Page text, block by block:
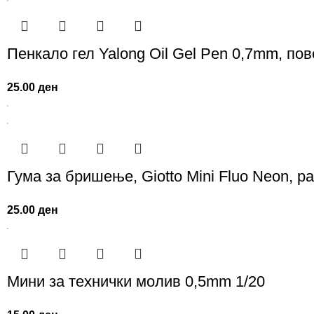
Пенкало гел Yalong Oil Gel Pen 0,7mm,
25.00ден
Гума за бришење, Giotto Mini Fluo Neon,
25.00ден
Мини за технички молив 0,5mm 1/20